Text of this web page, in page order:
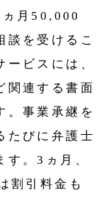
月50,000
談を受けるこ
ービスには、
関連する書面
。事業承継を
たびに弁護士
す。3ヵ月、
割引料金も